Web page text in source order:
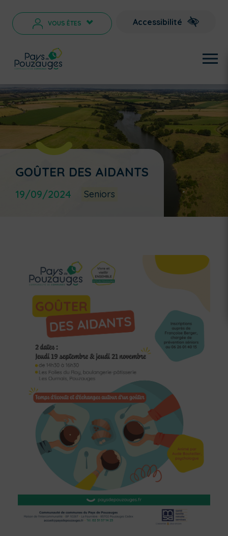
VOUS ÊTES > Accessibilité
GOÛTER DES AIDANTS
19/09/2024 Seniors